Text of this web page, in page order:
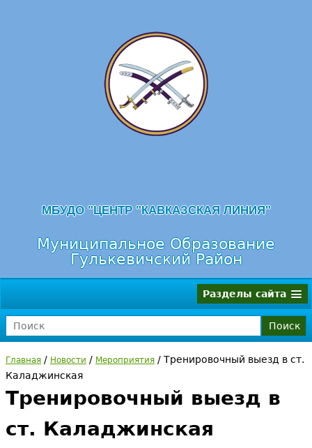
МБУДО "ЦЕНТР "КАВКАЗСКАЯ ЛИНИЯ"
Муниципальное Образование
Гулькевичский Район
В
Главная / Новости / Мероприятия / Тренировочный выезд в ст.
Каладжинская
Тренировочный выезд в
ст. Каладжинская
Разделы сайта
Ф
о
р
м
о
и
с